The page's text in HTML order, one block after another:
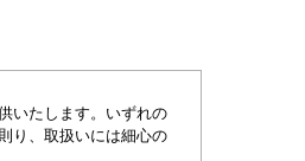
いたします。いずれの
り、取扱いには細心の